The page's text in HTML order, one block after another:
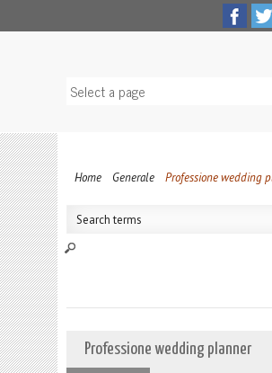
Home Generale Professione wedding
Professione wedding planner